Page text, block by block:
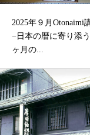
2025年９月Otonaimi
−日本の暦に寄り添
ヶ月の...